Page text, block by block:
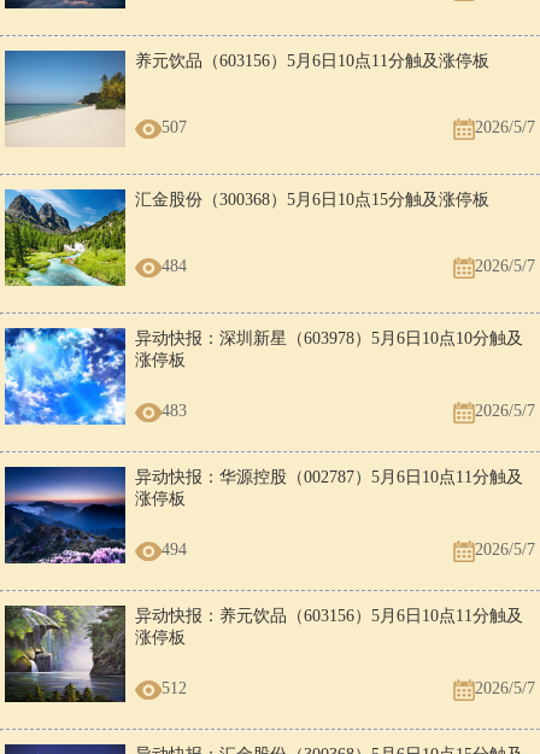
养元饮品（603156）5月6日10点11分触及涨停板
507 2026/5/7
汇金股份（300368）5月6日10点15分触及涨停板
484 2026/5/7
异动快报：深圳新星（603978）5月6日10点10分触及
涨停板
483 2026/5/7
异动快报：华源控股（002787）5月6日10点11分触及
涨停板
494 2026/5/7
异动快报：养元饮品（603156）5月6日10点11分触及
涨停板
512 2026/5/7